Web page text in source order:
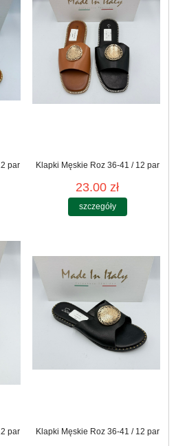
par Klapki Męskie Roz 36-41 / 12 par
23.00 zł
szczegóły
par Klapki Męskie Roz 36-41 / 12 par